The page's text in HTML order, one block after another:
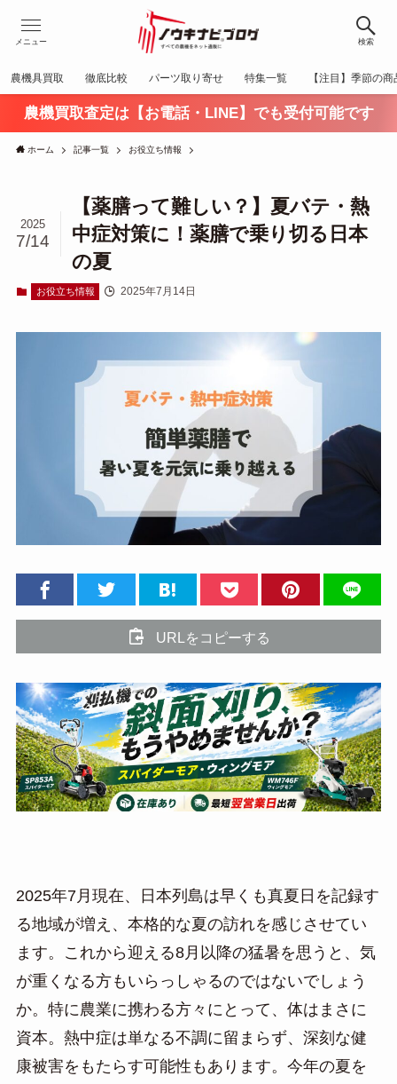
検索
メニュー
農機具買取 徹底比較 パーツ取り寄せ 特集一覧 【注目】季節の商
農機買取査定は【お電話・LINE】でも受付可能です
ホーム 記事一覧 お役立ち情報
【薬膳って難しい？】夏バテ・熱
中症対策に！薬膳で乗り切る日本
の夏
2025
7/14
お役立ち情報 2025年7月14日
URLをコピーする
2025年7月現在、日本列島は早くも真夏日を記録す
る地域が増え、本格的な夏の訪れを感じさせてい
ます。これから迎える8月以降の猛暑を思うと、気
が重くなる方もいらっしゃるのではないでしょう
か。特に農業に携わる方々にとって、体はまさに
資本。熱中症は単なる不調に留まらず、深刻な健
康被害をもたらす可能性もあります。今年の夏を